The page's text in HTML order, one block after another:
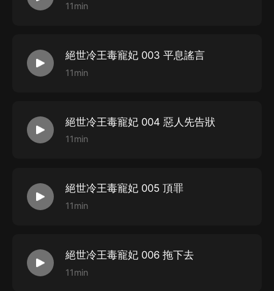
11min
絕世冷王毒寵妃 003 平息謠言
11min
絕世冷王毒寵妃 004 惡人先告狀
11min
絕世冷王毒寵妃 005 頂罪
11min
絕世冷王毒寵妃 006 拖下去
11min